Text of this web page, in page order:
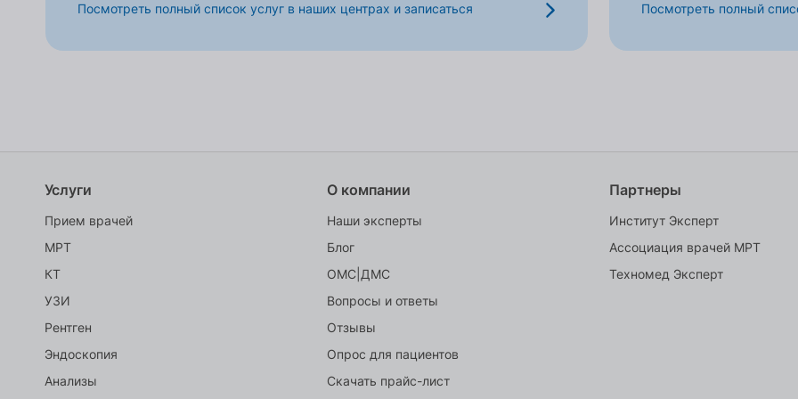
Посмотреть полный список услуг в наших центрах и записаться Посмотреть полный
Услуги
Прием врачей
МРТ
КТ
УЗИ
Рентген
Эндоскопия
Анализы
О компании
Наши эксперты
Блог
ОМС|ДМС
Вопросы и ответы
Отзывы
Опрос для пациентов
Скачать прайс-лист
Партнеры
Институт Эксперт
Ассоциация врачей МРТ
Техномед Эксперт